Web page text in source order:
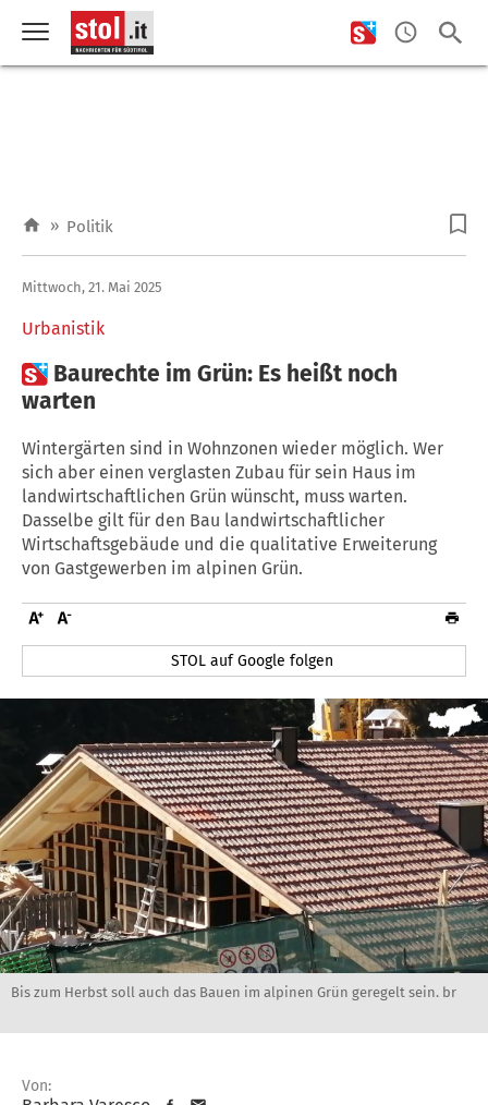
» Politik
Urbanistik
Mittwoch, 21. Mai 2025
 Baurechte im Grün: Es heißt noch
warten
Wintergärten sind in Wohnzonen wieder möglich. Wer
sich aber einen verglasten Zubau für sein Haus im
landwirtschaftlichen Grün wünscht, muss warten.
Dasselbe gilt für den Bau landwirtschaftlicher
Wirtschaftsgebäude und die qualitative Erweiterung
von Gastgewerben im alpinen Grün.
STOL auf Google folgen
Bis zum Herbst soll auch das Bauen im alpinen Grün geregelt sein. br
Von: